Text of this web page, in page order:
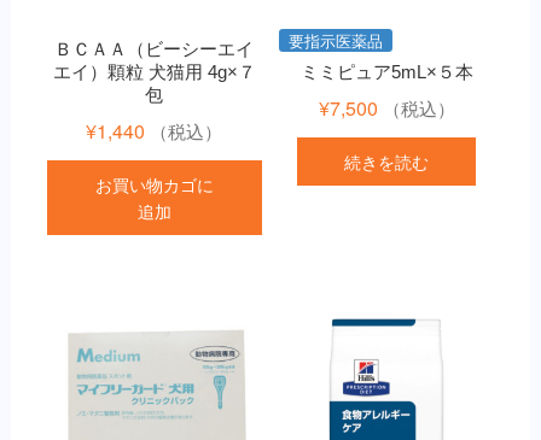
ＢＣＡＡ（ビーシーエイ
エイ）顆粒 犬猫用 4g×７
包
¥1,440 （税込）
お買い物カゴに
追加
要指示医薬品
ミミピュア5mL×５本
¥7,500 （税込）
続きを読む